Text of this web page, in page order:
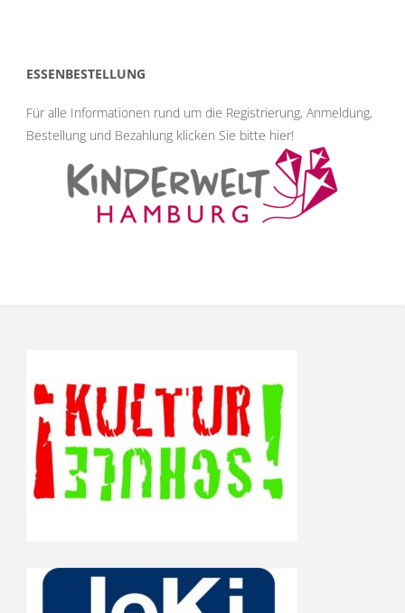
ESSENBESTELLUNG
Für alle Informationen rund um die Registrierung, Anmeldung,
Bestellung und Bezahlung klicken Sie bitte hier!